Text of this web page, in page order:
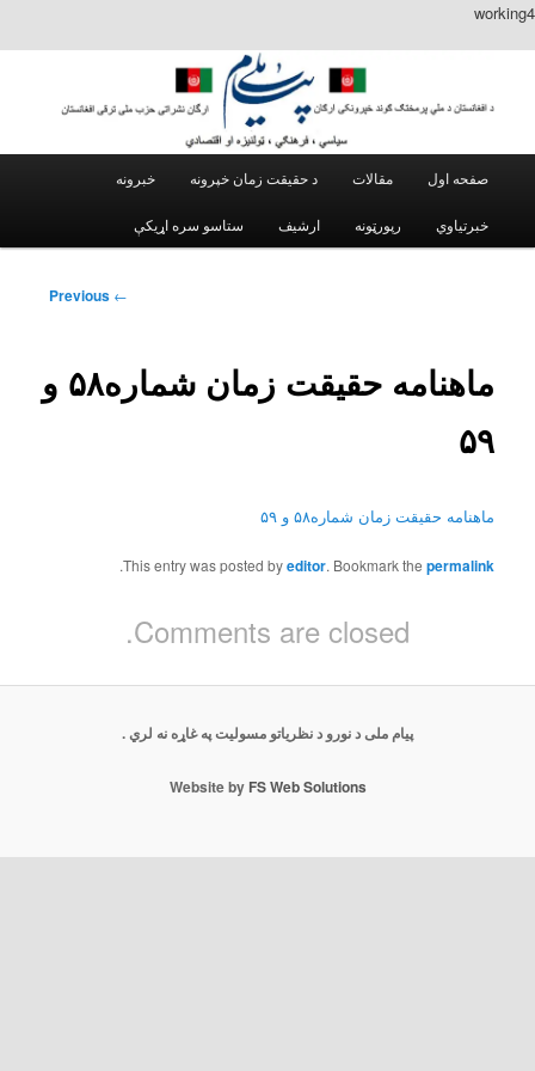
working4
Skip to primary content
Skip to secondary content
مقالات د حقیقت زمان خپرونه خبرونه
خبرتیاوي رپورټونه ارشیف
Post
←
Previous
ماهنامه حقیقت زمان شماره۵۸ و
۵۹
ماهنامه حقیقت زمان شماره۵۸ و ۵۹
This entry was posted byeditor. Bookmark the permalink
.
Comments are closed.
پیام ملی د نورو د نظریاتو مسولیت په غاړه نه لري .
Website by FS Web Solutions